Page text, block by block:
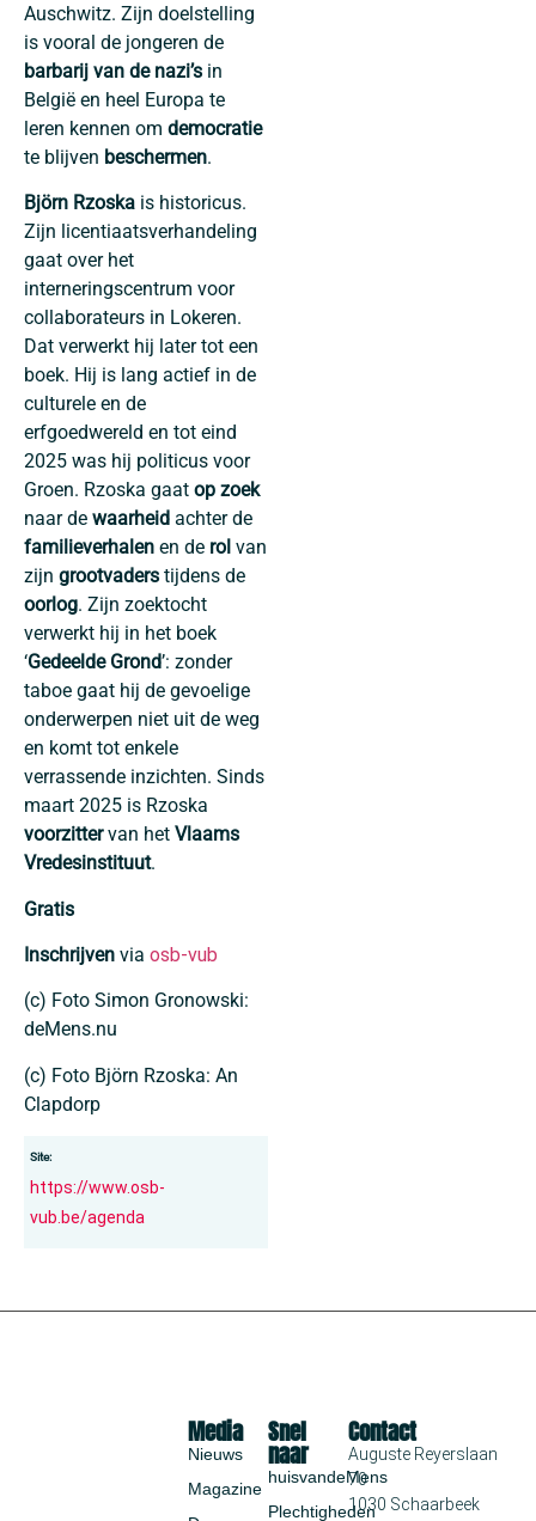
Auschwitz. Zijn doelstelling
is vooral de jongeren de
barbarij van de nazi’s in
België en heel Europa te
leren kennen om democratie
te blijven beschermen.
Björn Rzoska is historicus.
Zijn licentiaatsverhandeling
gaat over het
interneringscentrum voor
collaborateurs in Lokeren.
Dat verwerkt hij later tot een
boek. Hij is lang actief in de
culturele en de
erfgoedwereld en tot eind
2025 was hij politicus voor
Groen. Rzoska gaat op zoek
naar de waarheid achter de
familieverhalen en de rol van
zijn grootvaders tijdens de
oorlog. Zijn zoektocht
verwerkt hij in het boek
‘Gedeelde Grond’: zonder
taboe gaat hij de gevoelige
onderwerpen niet uit de weg
en komt tot enkele
verrassende inzichten. Sinds
maart 2025 is Rzoska
voorzittervan het Vlaams
Vredesinstituut.
Gratis
Inschrijven via osb-vub
(c) Foto Simon Gronowski:
deMens.nu
(c) Foto Björn Rzoska: An
Clapdorp
Site:
https://www.osb-
vub.be/agenda
Snel
naar
huisvandeMens
Plechtigheden
Media
Nieuws
Magazine
Contact
Auguste Reyerslaan
70
1030 Schaarbeek